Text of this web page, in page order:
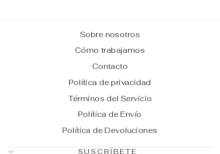
Sobre nosotros
Cómo trabajamos
Contacto
Política de privacidad
Términos del Servicio
Política de Envío
Política de Devoluciones
SUSCRÍBETE